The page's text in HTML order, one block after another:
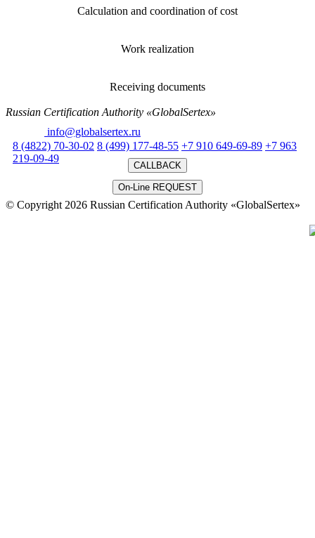
Calculation and coordination of cost
Work realization
Receiving documents
Russian Certification Authority «GlobalSertex»
info@globalsertex.ru
8 (4822) 70-30-02 8 (499) 177-48-55 +7 910 649-69-89 +7 963
219-09-49
CALLBACK
On-Line REQUEST
© Copyright 2026 Russian Certification Authority «GlobalSertex»